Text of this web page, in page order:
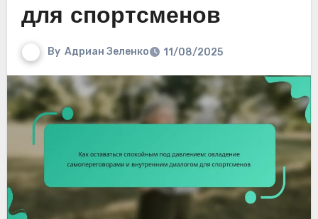
для спортсменов
By Адриан Зеленко 11/08/2025